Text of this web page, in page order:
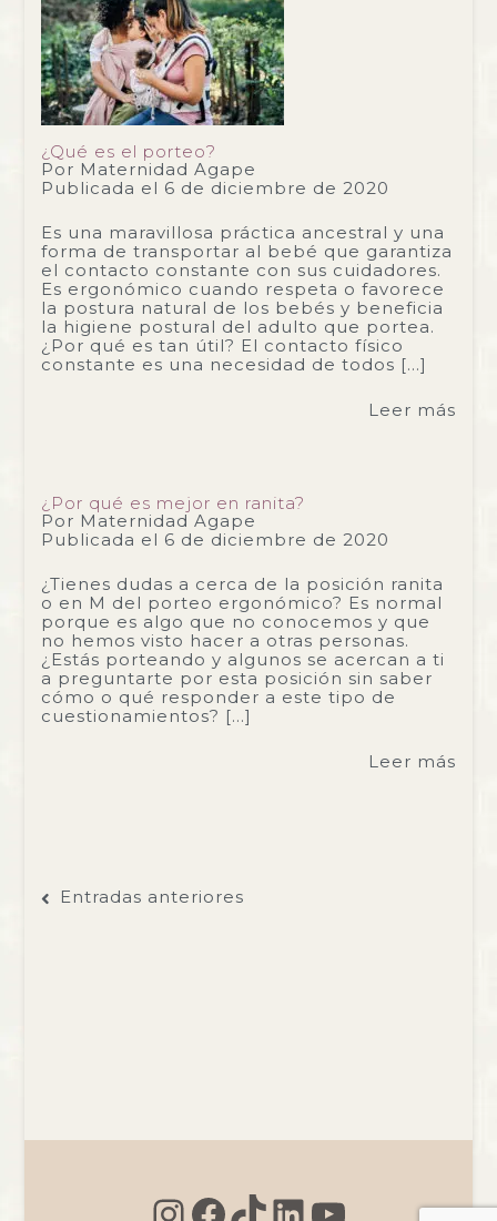
¿Qué es el porteo?
Por Maternidad Agape
Publicada el 6 de diciembre de 2020
Es una maravillosa práctica ancestral y una
forma de transportar al bebé que garantiza
el contacto constante con sus cuidadores.
Es ergonómico cuando respeta o favorece
la postura natural de los bebés y beneficia
la higiene postural del adulto que portea.
¿Por qué es tan útil? El contacto físico
constante es una necesidad de todos […]
Leer más
¿Por qué es mejor en ranita?
Por Maternidad Agape
Publicada el 6 de diciembre de 2020
¿Tienes dudas a cerca de la posición ranita
o en M del porteo ergonómico? Es normal
porque es algo que no conocemos y que
no hemos visto hacer a otras personas.
¿Estás porteando y algunos se acercan a ti
a preguntarte por esta posición sin saber
cómo o qué responder a este tipo de
cuestionamientos? […]
Leer más
Navegación
de Entradas anteriores
Instagram
Facebook
TikTok
LinkedIn